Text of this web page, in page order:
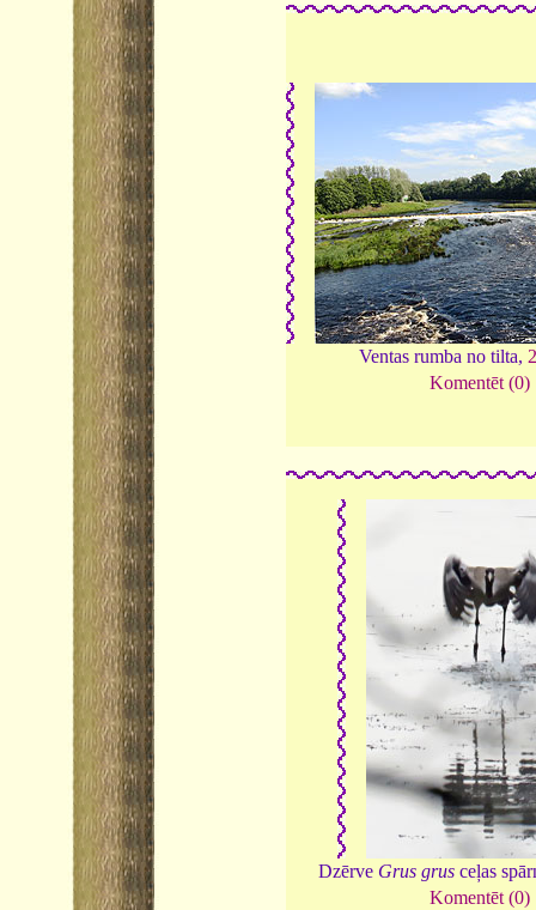
Ventas rumba no tilta,
Komentēt (0)
Dzērve Grus grus ceļas
Komentēt (0)